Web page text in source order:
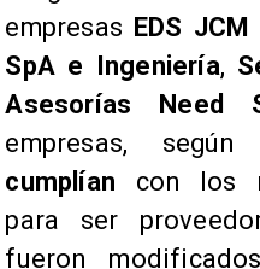
empresas EDS
SpA e Ingeniería,
Asesorías Need
empresas,
cumplían con los
para ser
fueron